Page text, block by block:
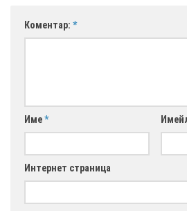
Коментар: *
Име*
Интернет страница